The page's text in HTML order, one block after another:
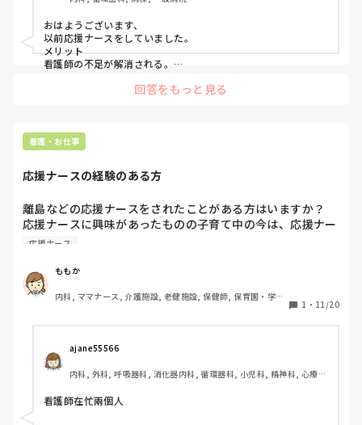
おはようございます、
以前応援ナースをしていました。
メリット
看護師の不足が解消される。
教えたところでずっとは働いてくれない
回答をもっと見る
看護・お仕事
応援ナースの経験のある方
離島などの応援ナースをされたことがある方はいますか？
応援ナースに興味があったものの子育て中の今は、応援ナー
スとして働けないなーと思っていて、皆さんの応援ナースの
どんなお話でも良いのでよろしくお願いします☺️
応援ナース
ももか
内科, ママナース, 介護施設, 老健施設, 保健師, 保育園・学校,
1 ・ 11/20
ajane55566
内科, 外科, 呼吸器科, 消化器内科, 循環器科, 小児科, 精神科, 心療内
ナース, 訪問看護, 介護施設, 老健施設, 離職中, 保健師, 神経内科, 消
化器外科, 保育園・学校, 小規模多機能, 看護多機能, 助産師
看護師在忙兩個人